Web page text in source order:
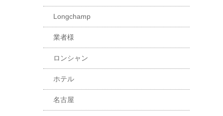
Longchamp
業者様
ロンシャン
ホテル
名古屋